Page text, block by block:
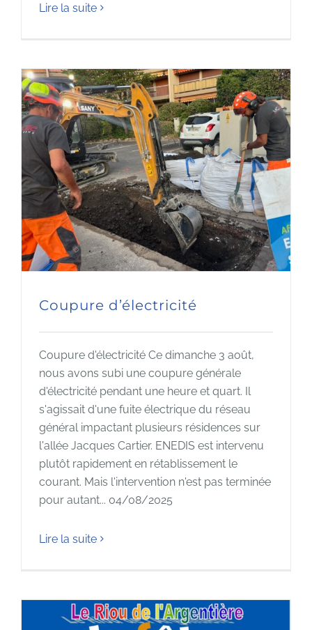
Lire la suite
Coupure d’électricité
Coupure d'électricité Ce dimanche 3 août,
nous avons subi une coupure générale
d'électricité pendant une heure et quart. Il
s'agissait d'une fuite électrique du réseau
général impactant plusieurs résidences sur
l'allée Jacques Cartier. ENEDIS est intervenu
plutôt rapidement en rétablissement le
courant. Mais l'intervention n'est pas terminée
pour autant... 04/08/2025
Lire la suite